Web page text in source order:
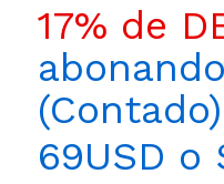
17% de
(Contado)
69USD o